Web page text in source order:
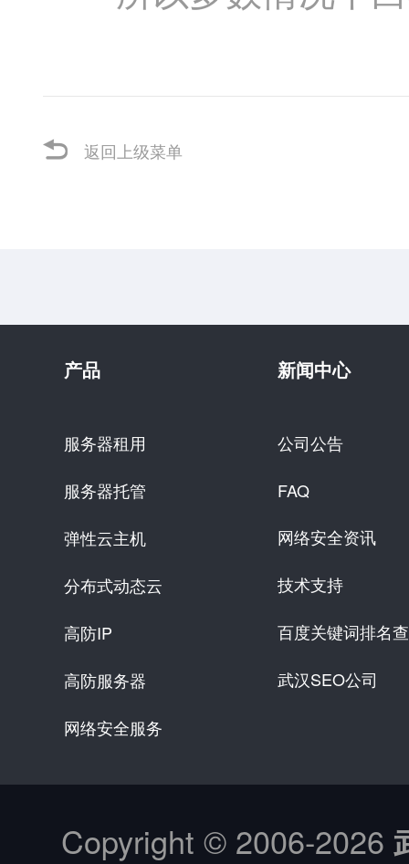
返回上级菜单
产品
服务器租用
服务器托管
弹性云主机
分布式动态云
高防IP
高防服务器
网络安全服务
新闻中心
公司公告
FAQ
网络安全资讯
技术支持
百度关键词排名
武汉SEO公司
Copyright © 2006-2026